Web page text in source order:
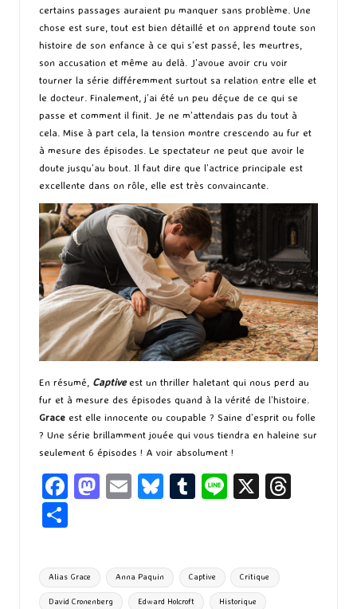
certains passages auraient pu manquer sans problème. Une
chose est sure, tout est bien détaillé et on apprend toute son
histoire de son enfance à ce qui s’est passé, les meurtres,
son accusation et même au delà. J’avoue avoir cru voir
tourner la série différemment surtout sa relation entre elle et
le docteur. Finalement, j’ai été un peu déçue de ce qui se
passe et comment il finit. Je ne m’attendais pas du tout à
cela. Mise à part cela, la tension montre crescendo au fur et
à mesure des épisodes. Le spectateur ne peut que avoir le
doute jusqu’au bout. Il faut dire que l’actrice principale est
excellente dans on rôle, elle est très convaincante.
En résumé, Captiveest un thriller haletant qui nous perd au
fur et à mesure des épisodes quand à la vérité de l’histoire.
Grace est elle innocente ou coupable ? Saine d’esprit ou folle
? Une série brillamment jouée qui vous tiendra en haleine sur
seulement 6 épisodes ! A voir absolument !
Fa
o
o
M
d
o
E
l
Bl
ky
T
bl
r
Li X
ta
g
Tags:
Alias Grace Anna Paquin Captive Critique
David Cronenberg Edward Holcroft Historique